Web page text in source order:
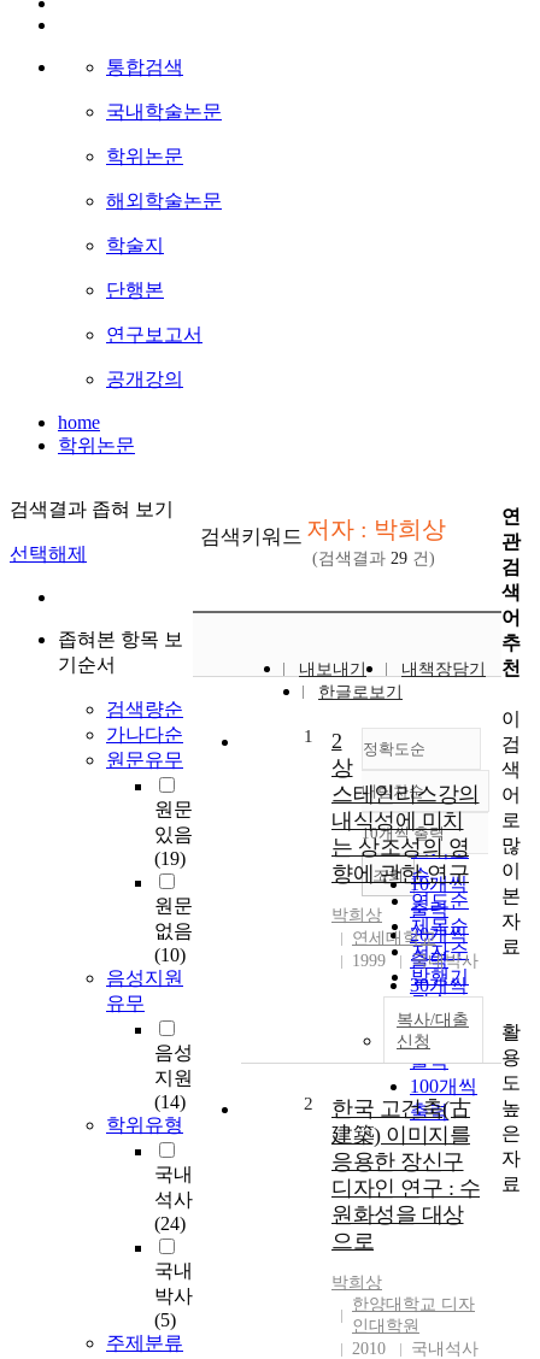
통합검색
국내학술논문
학위논문
해외학술논문
학술지
단행본
연구보고서
공개강의
home
학위논문
검색결과 좁혀 보기
선택해제
좁혀본 항목 보
기순서
검색량순
가나다순
원문유무
원문
있음
(19)
원문
없음
(10)
음성지원
유무
음성
지원
(14)
학위유형
국내
석사
(24)
국내
박사
(5)
주제분류
검색키워드 저자 : 박희상
(검색결과 29 건)
내보내기
내책장담기
한글로보기
정확도순
정확도
순
인기도
순
연도순
제목순
저자순
발행기
관순
내림차순
내림차순
10개씩 출력
10개씩
출력
20개씩
출력
30개씩
출력
50개씩
출력
100개씩
출력
조회
1
2
상
스테인리스강의
내식성에 미치
는 상조성의 영
향에 관한 연구
박희상
연세대학교
1999
국내박사
복사/대출
신청
2
한국 고건축(古
建築) 이미지를
응용한 장신구
디자인 연구 : 수
원화성을 대상
으로
박희상
한양대학교 디자
인대학원
2010
국내석사
연
관
검
색
어
추
천
이
검
색
어
로
많
이
본
자
료
활
용
도
높
은
자
료